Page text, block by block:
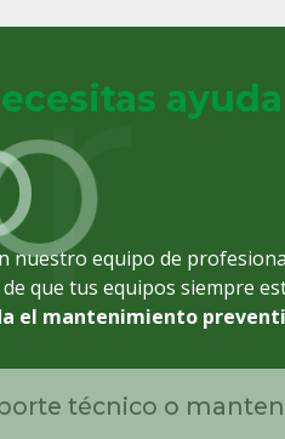
or
nuestro equipo de
que tus equipos siempre
el mantenimiento
técnico o